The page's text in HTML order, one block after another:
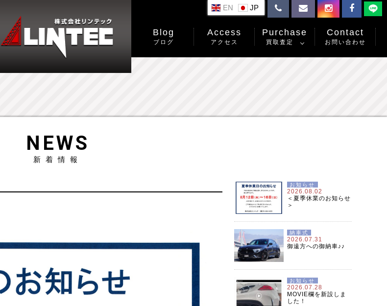
Blog
ブログ
Access
アクセス
Purchase
買取査定
Contact
お問い合わせ
EN
NEWS
新着情報
お知らせ
2026.08.02
＜夏季休業のお知らせ
＞
納車式
2026.07.31
御遠方への御納車♪♪
お知らせ
2026.07.28
MOVIE欄を新設しま
した！